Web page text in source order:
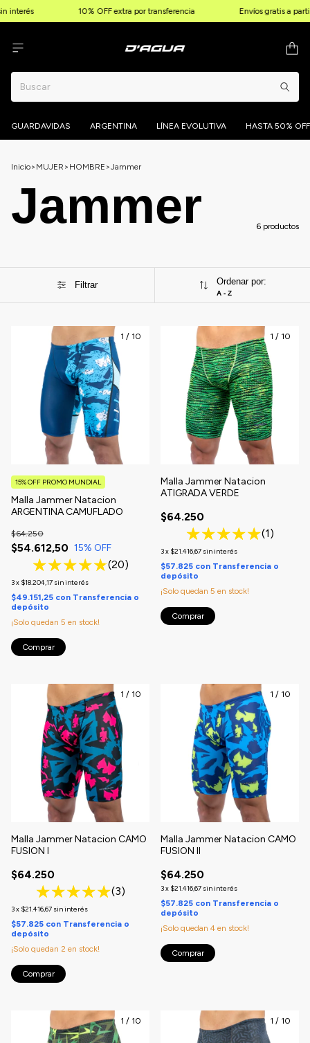
interés 10% OFF extra por transferencia Envíos gratis a
GUARDAVIDAS ARGENTINA LÍNEA EVOLUTIVA HASTA 50% OFF
Inicio> MUJER > HOMBRE >Jammer
Jammer 6 productos
Filtrar Ordenar por:
A - Z
1 / 10
Malla Jammer Natacion
ARGENTINA CAMUFLADO
$54.612,50
$64.250
15% OFF
(20)
3x $18.204,17 sin interés
15% OFF PROMO MUNDIAL
$49.151,25 con Transferencia o
depósito
¡Solo quedan 5 en stock!
Comprar
1 / 10
Malla Jammer Natacion
ATIGRADA VERDE
$64.250
(1)
3x $21.416,67 sin interés
$57.825 con Transferencia o
depósito
¡Solo quedan 5 en stock!
Comprar
1 / 10
Malla Jammer Natacion CAMO
FUSION I
$64.250
(3)
3x $21.416,67 sin interés
$57.825 con Transferencia o
depósito
¡Solo quedan 2 en stock!
Comprar
1 / 10
Malla Jammer Natacion CAMO
FUSION II
$64.250
3x $21.416,67 sin interés
$57.825 con Transferencia o
depósito
¡Solo quedan 4 en stock!
Comprar
1 / 10 1 / 10